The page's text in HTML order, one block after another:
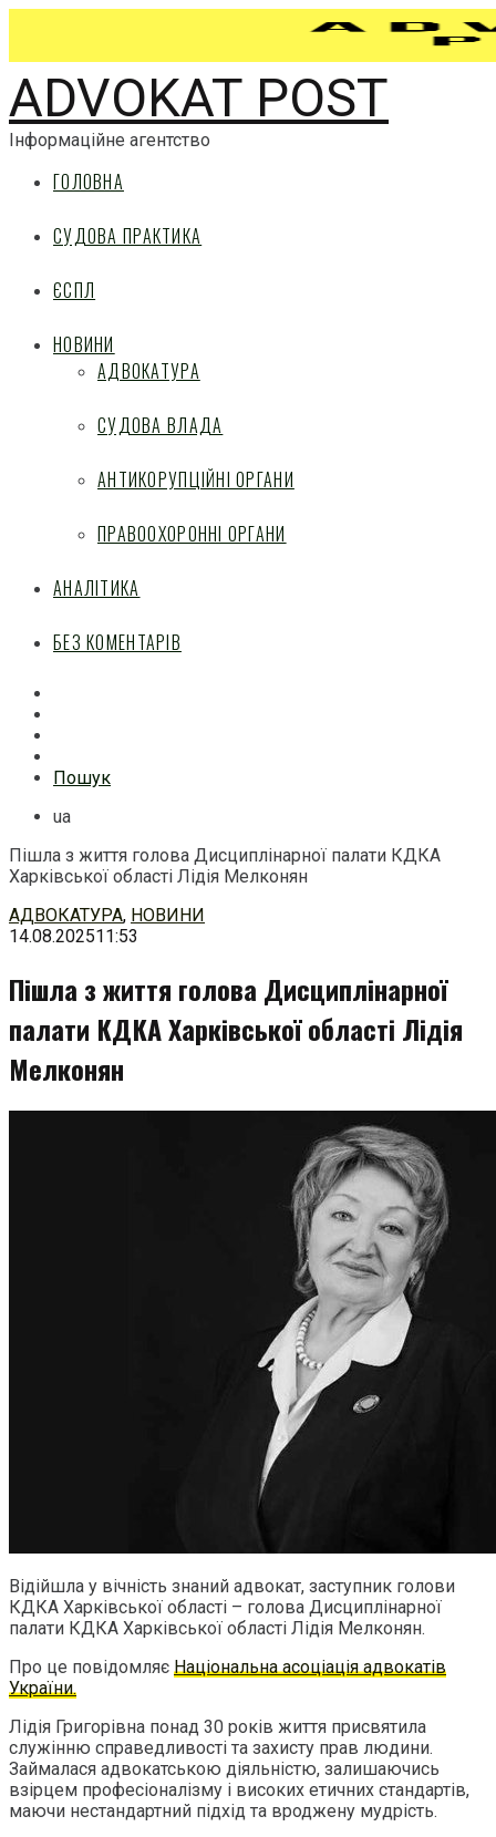
ADVOKAT POST
Інформаційне агентство
ГОЛОВНА
СУДОВА ПРАКТИКА
ЄСПЛ
НОВИНИ
АДВОКАТУРА
СУДОВА ВЛАДА
АНТИКОРУПЦІЙНІ ОРГАНИ
ПРАВООХОРОННІ ОРГАНИ
АНАЛІТИКА
БЕЗ КОМЕНТАРІВ
Пошук
ua
Пішла з життя голова Дисциплінарної палати КДКА
Харківської області Лідія Мелконян
Перейти
до
АДВОКАТУРА, НОВИНИ
14.08.202511:53
Пішла з життя голова Дисциплінарної
палати КДКА Харківської області Лідія
Мелконян
Відійшла у вічність знаний адвокат, заступник голови
КДКА Харківської області – голова Дисциплінарної
палати КДКА Харківської області Лідія Мелконян.
Про це повідомляє Національна асоціація адвокатів
України.
Лідія Григорівна понад 30 років життя присвятила
служінню справедливості та захисту прав людини.
Займалася адвокатською діяльністю, залишаючись
взірцем професіоналізму і високих етичних стандартів,
маючи нестандартний підхід та вроджену мудрість.